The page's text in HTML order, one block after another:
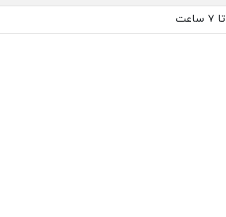
تا ۷ ساعت